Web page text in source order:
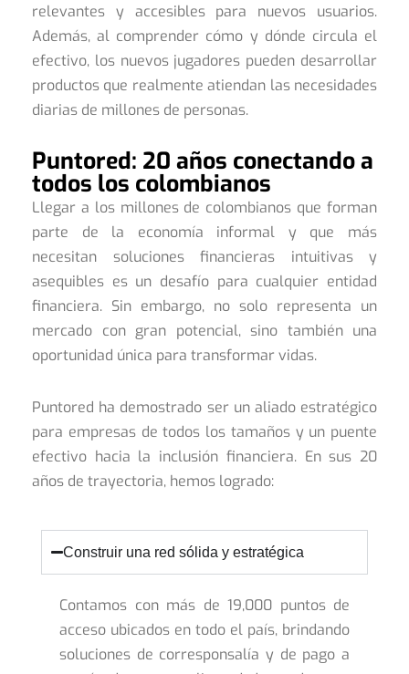
relevantes y accesibles para nuevos usuarios.
Además, al comprender cómo y dónde circula el
efectivo, los nuevos jugadores pueden desarrollar
productos que realmente atiendan las necesidades
diarias de millones de personas.
Puntored: 20 años conectando a
todos los colombianos
Llegar a los millones de colombianos que forman
parte de la economía informal y que más
necesitan soluciones financieras intuitivas y
asequibles es un desafío para cualquier entidad
financiera. Sin embargo, no solo representa un
mercado con gran potencial, sino también una
oportunidad única para transformar vidas.
Puntored ha demostrado ser un aliado estratégico
para empresas de todos los tamaños y un puente
efectivo hacia la inclusión financiera. En sus 20
años de trayectoria, hemos logrado:
Construir una red sólida y estratégica
Contamos con más de 19,000 puntos de
acceso ubicados en todo el país, brindando
soluciones de corresponsalía y de pago a